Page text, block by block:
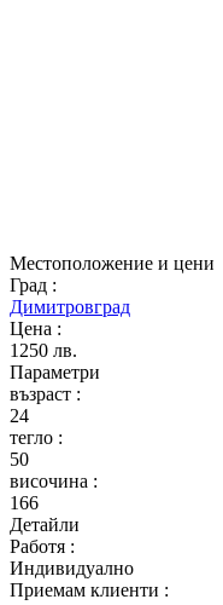
Местоположение и цени
Град :
Димитровград
Цена :
1250 лв.
Параметри
възраст :
24
тегло :
50
височина :
166
Детайли
Работя :
Индивидуално
Приемам клиенти :